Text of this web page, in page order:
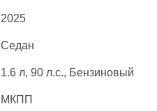
2025
Седан
1.6 л, 90 л.с., Бензиновый
МКПП